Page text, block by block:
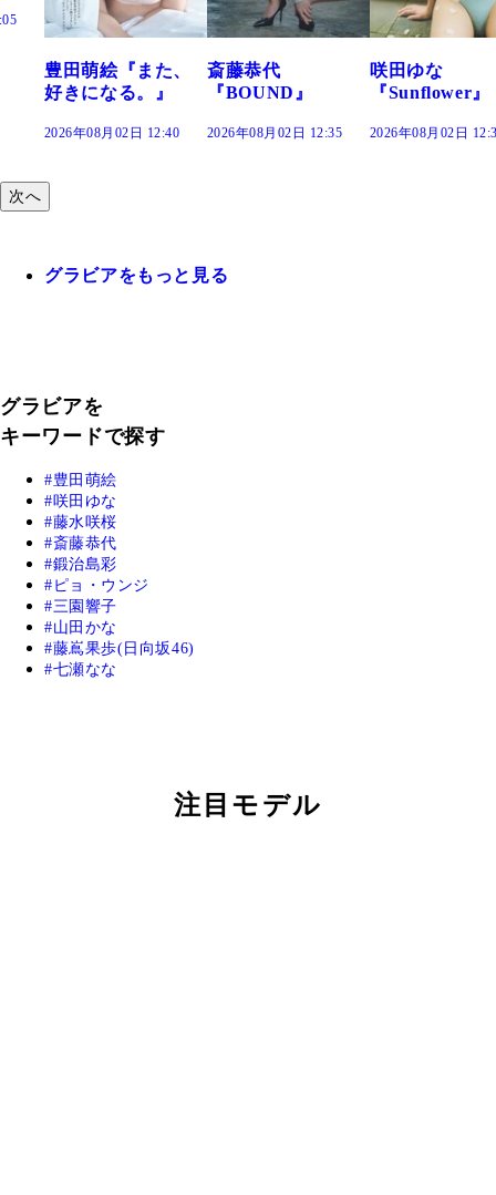
斎藤恭代
『BOUND』
2026年08月02日 12:35
咲田ゆな
『Sunflower』
2026年08月02日 12:30
藤水咲桜『花
だまり』
2026年08月02日
次へ
グラビアをもっと見る
グラビアを
キーワードで探す
豊田萌絵
咲田ゆな
藤水咲桜
斎藤恭代
鍛治島彩
ピョ・ウンジ
三園響子
山田かな
藤嶌果歩(日向坂46)
七瀬なな
注目モデル